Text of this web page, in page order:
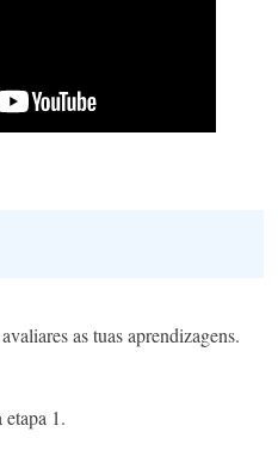
as tuas aprendizagens.
1.